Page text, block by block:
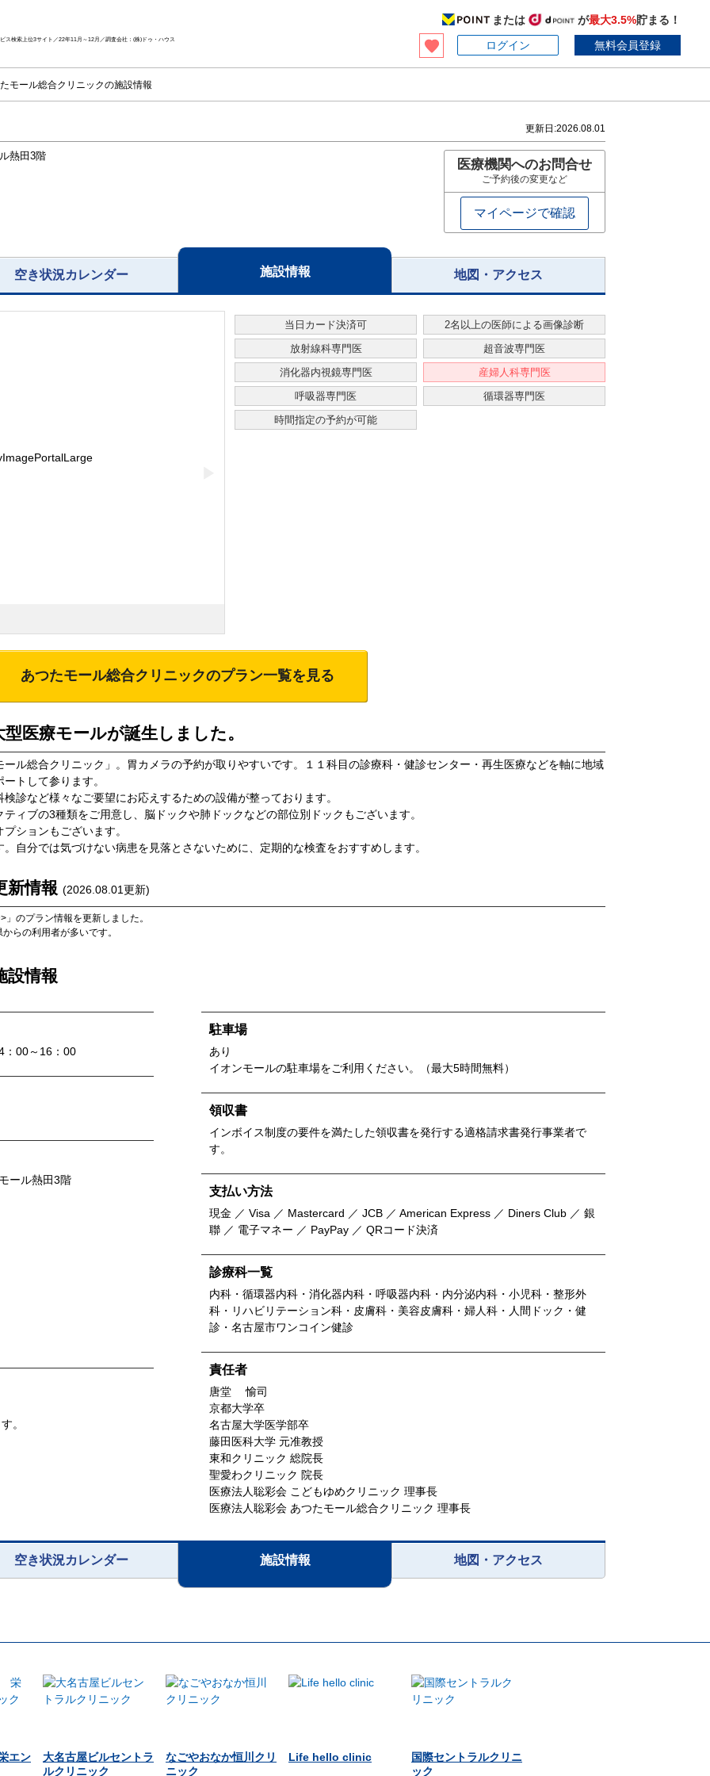
検索上位3サイト／22年11月～12月／調査会社：(株)ドゥ・ハウス
または が最大3.5%貯まる！
ログイン
無料会員登録
モール総合クリニックの施設情報
更新日:2026.08.01
熱田3階
医療機関へのお問合せ
ご予約後の変更など
マイページで確認
空き状況カレンダー 施設情報 地図・アクセス
当日カード決済可
2名以上の医師による画像診断
放射線科専門医
超音波専門医
消化器内視鏡専門医
産婦人科専門医
呼吸器専門医
循環器専門医
時間指定の予約が可能
あつたモール総合クリニックのプラン一覧を見る
医療モールが誕生しました。
ル総合クリニック」。胃カメラの予約が取りやすいです。１１科目の診療科・健診センター・再生医療などを軸に地域
トして参ります。
診など様々なご要望にお応えするための設備が整っております。
ィブの3種類をご用意し、脳ドックや肺ドックなどの部位別ドックもございます。
ションもございます。
自分では気づけない病患を見落とさないために、定期的な検査をおすすめします。
新情報 (2026.08.01更新)
」のプラン情報を更新しました。
からの利用者が多いです。
設情報
00～16：00
ール熱田3階
。
駐車場
あり
イオンモールの駐車場をご利用ください。（最大5時間無料）
領収書
インボイス制度の要件を満たした領収書を発行する適格請求書発行事業者で
す。
支払い方法
現金 ／ Visa ／ Mastercard ／ JCB ／ American Express ／ Diners Club ／ 銀
聯 ／ 電子マネー ／ PayPay ／ QRコード決済
診療科一覧
内科・循環器内科・消化器内科・呼吸器内科・内分泌内科・小児科・整形外
科・リハビリテーション科・皮膚科・美容皮膚科・婦人科・人間ドック・健
診・名古屋市ワンコイン健診
責任者
唐堂 愉司
京都大学卒
名古屋大学医学部卒
藤田医科大学 元准教授
東和クリニック 総院長
聖愛わクリニック 院長
医療法人聡彩会 こどもゆめクリニック 理事長
医療法人聡彩会 あつたモール総合クリニック 理事長
空き状況カレンダー 施設情報 地図・アクセス
エン
大名古屋ビルセントラ
ルクリニック
なごやおなか恒川クリ
ニック
Life hello clinic
国際セントラルクリニ
ック